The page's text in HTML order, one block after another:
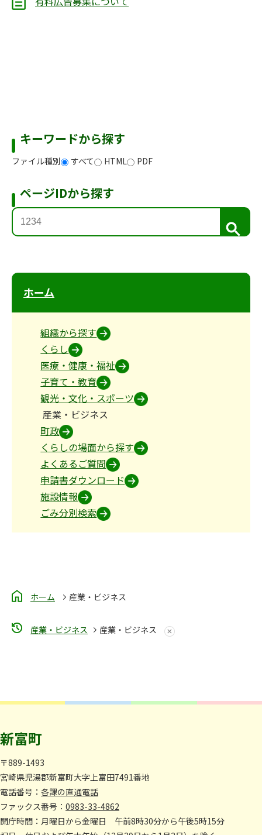
キーワードから探す
ファイル種別 すべて HTML PDF
ページIDから探す
検
索
ホーム
組織から探す
くらし
医療・健康・福祉
子育て・教育
観光・文化・スポーツ
産業・ビジネス
町政
くらしの場面から探す
よくあるご質問
申請書ダウンロード
施設情報
ごみ分別検索
ホーム 産業・ビジネス
産業・ビジネス 産業・ビジネス
新富町
〒889-1493
宮崎県児湯郡新富町大字上富田7491番地
電話番号： 各課の直通電話
ファックス番号： 0983-33-4862
開庁時間：月曜日から金曜日 午前8時30分から午後5時15分